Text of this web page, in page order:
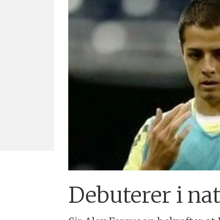
Debuterer i